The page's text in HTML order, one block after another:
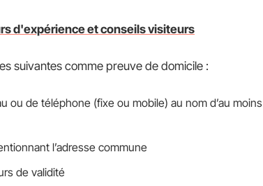
d'expérience et conseils visiteurs
suivantes comme preuve de domicile :
ou de téléphone (fixe ou mobile) au nom d’au moins
l’adresse commune
de validité